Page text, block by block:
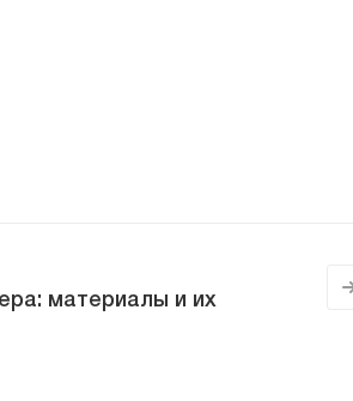
материалы и их